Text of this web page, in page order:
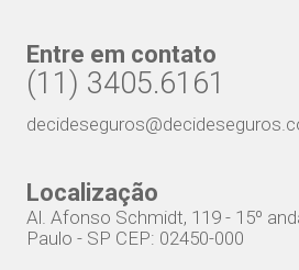
Entre em contato
(11) 3405.6161
Localização
Al. Afonso Schmidt, 119 - 15º
Paulo - SP CEP: 02450-000